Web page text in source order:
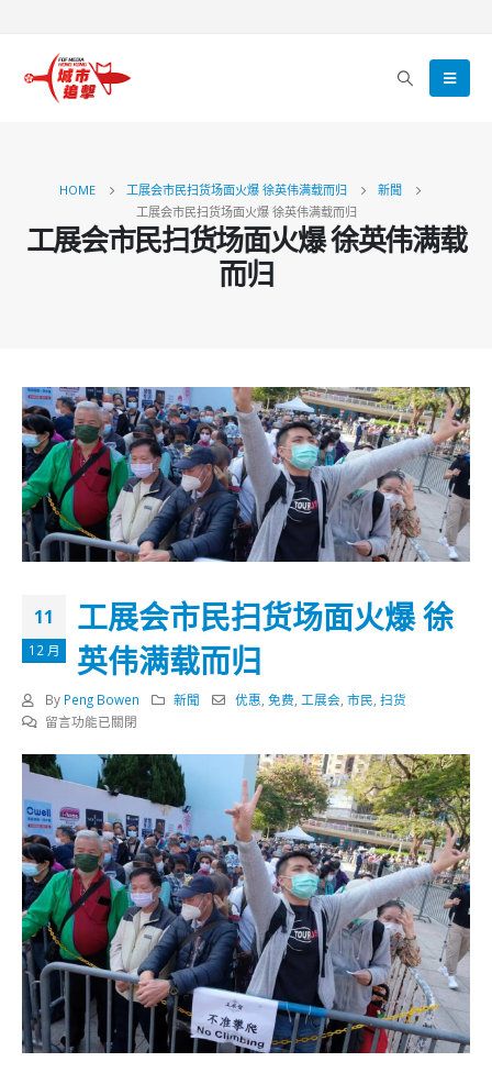
HOME 工展会市民扫货场面火爆 徐英伟满载而归
新聞
工展会市民扫货场面火爆 徐英伟满载而归
工展会市民扫货场面火爆 徐英伟满载
而归
11
12 月
工展会市民扫货场面火爆 徐
英伟满载而归
By Peng Bowen 新聞 优惠,免费,工展会,市民,扫货
在
展
市
民
扫
货
场
面
火
爆
英
伟
满
留言功能已關閉